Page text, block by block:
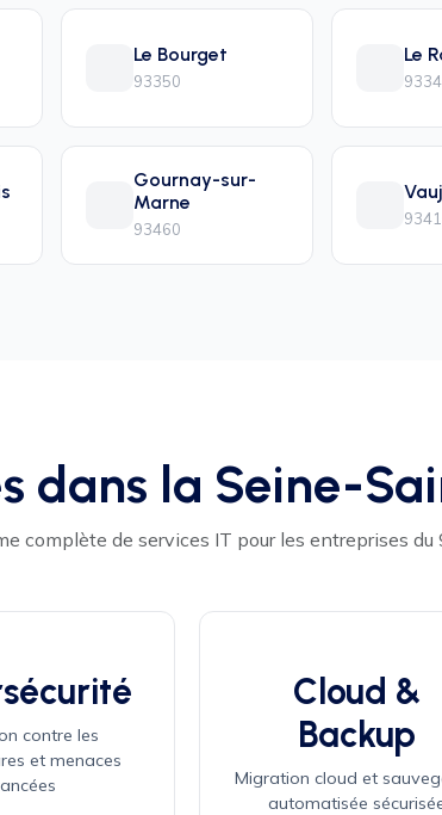
Le Bourget
93350
Le
Gournay-sur-
Marne
93460
dans la Seine-
complète de services IT pour les entreprises du
contre les
et menaces
Cloud &
Backup
Migration cloud et
automatisée